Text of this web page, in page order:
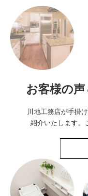
お得な情報！第
2021/05/15
お急ぎ下さい
GW休業日のお
2021/04/05
お得な情報！地
お得な情報！
2021/02/18
お客様の
川地工務店が手掛
紹介いたします。